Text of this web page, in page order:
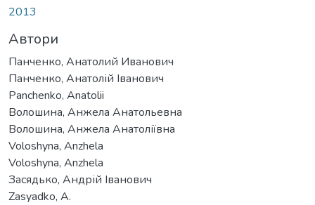
2013
Автори
Панченко, Анатолий Иванович
Панченко, Анатолій Іванович
Panchenko, Anatolii
Волошина, Анжела Анатольевна
Волошина, Анжела Анатоліївна
Voloshyna, Anzhela
Voloshyna, Anzhela
Засядько, Андрій Іванович
Zasyadko, А.